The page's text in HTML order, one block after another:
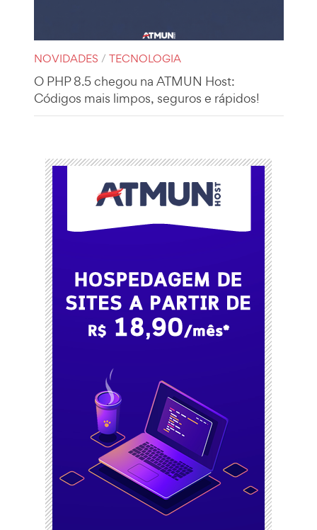
NOVIDADES / TECNOLOGIA
O PHP 8.5 chegou na ATMUN Host:
Códigos mais limpos, seguros e rápidos!